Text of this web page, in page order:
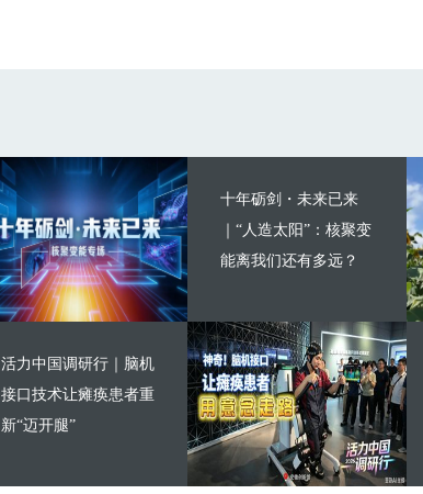
十年砺剑・未来已来
｜“人造太阳”：核聚变
能离我们还有多远？
活力中国调研行｜脑机
接口技术让瘫痪患者重
新“迈开腿”